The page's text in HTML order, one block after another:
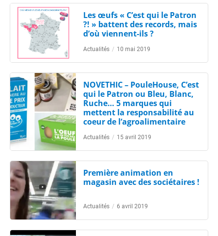
Les œufs « C’est qui le Patron
?! » battent des records, mais
d’où viennent-ils ?
Actualités / 10 mai 2019
NOVETHIC – PouleHouse, C’est
qui le Patron ou Bleu, Blanc,
Ruche… 5 marques qui
mettent la responsabilité au
coeur de l’agroalimentaire
Actualités / 15 avril 2019
Première animation en
magasin avec des sociétaires !
Actualités / 6 avril 2019